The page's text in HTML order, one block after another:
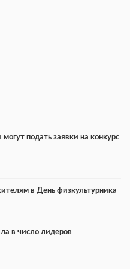
подать заявки на конкурс
в День физкультурника
в число лидеров